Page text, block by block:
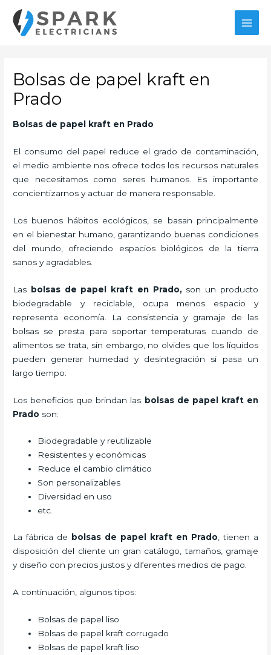
contenido
Bolsas de papel kraft en
Prado
Bolsas de papel kraft en Prado
El consumo del papel reduce el grado de contaminación,
el medio ambiente nos ofrece todos los recursos naturales
que necesitamos como seres humanos. Es importante
concientizarnos y actuar de manera responsable.
Los buenos hábitos ecológicos, se basan principalmente
en el bienestar humano, garantizando buenas condiciones
del mundo, ofreciendo espacios biológicos de la tierra
sanos y agradables.
Las bolsas de papel kraft en Prado, son un producto
biodegradable y reciclable, ocupa menos espacio y
representa economía. La consistencia y gramaje de las
bolsas se presta para soportar temperaturas cuando de
alimentos se trata, sin embargo, no olvides que los líquidos
pueden generar humedad y desintegración si pasa un
largo tiempo.
Los beneficios que brindan las bolsas de papel kraft en
Prado son:
Biodegradable y reutilizable
Resistentes y económicas
Reduce el cambio climático
Son personalizables
Diversidad en uso
etc.
La fábrica de bolsas de papel kraft en Prado , tienen a
disposición del cliente un gran catálogo, tamaños, gramaje
y diseño con precios justos y diferentes medios de pago.
A continuación, algunos tipos:
Bolsas de papel liso
Bolsas de papel kraft corrugado
Bolsas de papel kraft liso